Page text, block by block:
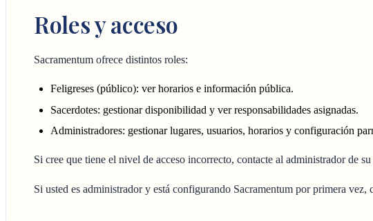
Roles y acceso
Sacramentum ofrece distintos roles:
Feligreses (público): ver horarios e información pública.
Sacerdotes: gestionar disponibilidad y ver responsabilidades asignadas.
Administradores: gestionar lugares, usuarios, horarios y configuración
Si cree que tiene el nivel de acceso incorrecto, contacte al administrador de
Si usted es administrador y está configurando Sacramentum por primera vez,